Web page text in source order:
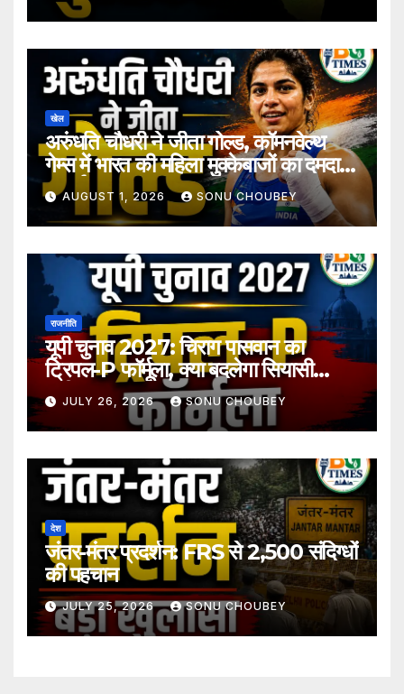
खेल
अरुंधति चौधरी ने जीता गोल्ड, कॉमनवेल्थ
गेम्स में भारत की महिला मुक्केबाजों का दमदार
प्रदर्शन
AUGUST 1, 2026 SONU CHOUBEY
राजनीति
यूपी चुनाव 2027: चिराग पासवान का
ट्रिपल-P फॉर्मूला, क्या बदलेगा सियासी
समीकरण?
JULY 26, 2026 SONU CHOUBEY
देश
जंतर-मंतर प्रदर्शन: FRS से 2,500 संदिग्धों
की पहचान
JULY 25, 2026 SONU CHOUBEY